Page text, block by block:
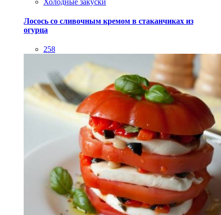
Лосось со сливочным кремом в стаканчиках из
огурца
258